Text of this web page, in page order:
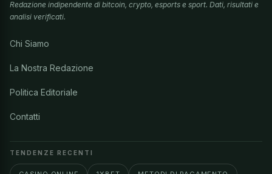
Redazione indipendente di bitcoin, crypto, esports e sport. Dati, risultati e
analisi verificati.
Chi Siamo
La Nostra Redazione
Politica Editoriale
Contatti
TENDENZE RECENTI